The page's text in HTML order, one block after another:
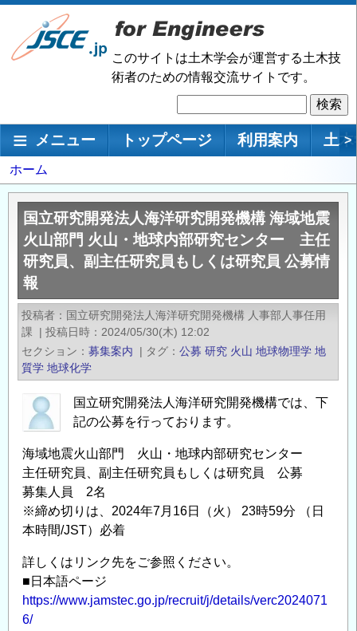
メ
ン
移
このサイトは土木学会が運営する土木技
術者のための情報交流サイトです。
索
メインナビゲーション
メニュー トップページ 利用案内 土 >
パ
ン
く
ホーム
国立研究開発法人海洋研究開発機構 海域地震
火山部門 火山・地球内部研究センター 主任
研究員、副主任研究員もしくは研究員 公募情
報
投稿者
国立研究開発法人海洋研究開発機構 人事部人事任用
課
| 投稿日時
2024/05/30(木) 12:02
セクション
募集案内 | タグ 公募 研究 火山 地球物理学 地
質学 地球化学
国立研究開発法人海洋研究開発機構では、下
記の公募を行っております。
海域地震火山部門 火山・地球内部研究センター
主任研究員、副主任研究員もしくは研究員 公募
募集人員 2名
※締め切りは、2024年7月16日（火） 23時59分 （日
本時間/JST）必着
詳しくはリンク先をご参照ください。
■日本語ページ
https://www.jamstec.go.jp/recruit/j/details/verc2024071
6/